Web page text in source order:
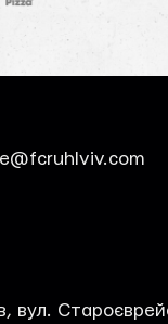
вул.